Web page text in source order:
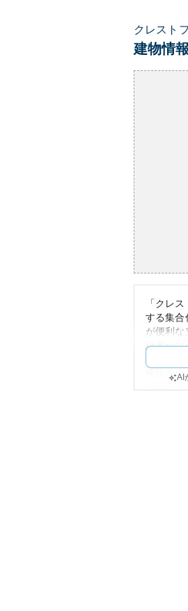
クレスト
建物情報
「クレ
する集合
が便利な
緑豊か
ており
理状況AI